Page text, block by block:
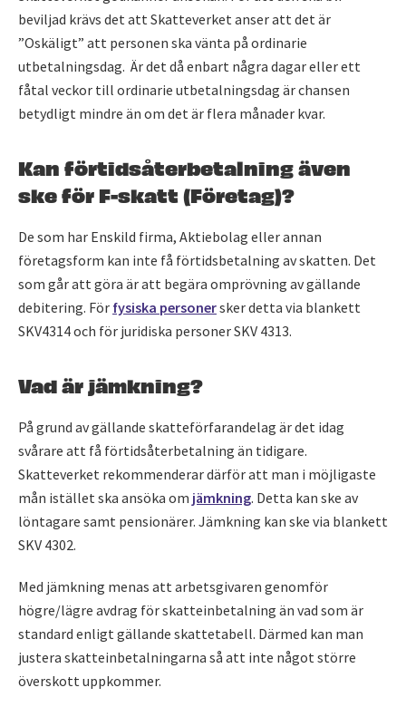
beviljad krävs det att Skatteverket anser att det är
”Oskäligt” att personen ska vänta på ordinarie
utbetalningsdag. Är det då enbart några dagar eller ett
fåtal veckor till ordinarie utbetalningsdag är chansen
betydligt mindre än om det är flera månader kvar.
Kan förtidsåterbetalning även
ske för F-skatt (Företag)?
De som har Enskild firma, Aktiebolag eller annan
företagsform kan inte få förtidsbetalning av skatten. Det
som går att göra är att begära omprövning av gällande
debitering. För fysiska personersker detta via blankett
SKV4314 och för juridiska personer SKV 4313.
Vad är jämkning?
På grund av gällande skatteförfarandelag är det idag
svårare att få förtidsåterbetalning än tidigare.
Skatteverket rekommenderar därför att man i möjligaste
mån istället ska ansöka om jämkning. Detta kan ske av
löntagare samt pensionärer. Jämkning kan ske via blankett
SKV 4302.
Med jämkning menas att arbetsgivaren genomför
högre/lägre avdrag för skatteinbetalning än vad som är
standard enligt gällande skattetabell. Därmed kan man
justera skatteinbetalningarna så att inte något större
överskott uppkommer.